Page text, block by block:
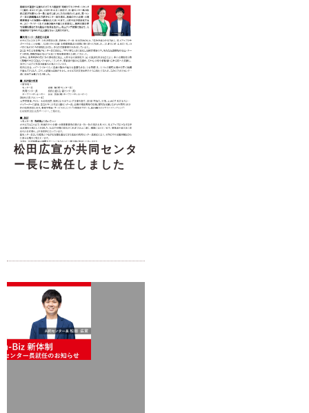
松田広宣が共同センタ
ー長に就任しました